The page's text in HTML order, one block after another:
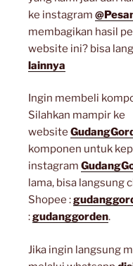
ke instagram
membagikan hasil
website ini? bisa
lainnya
Ingin membeli
Silahkan mampir ke
website
komponen untuk
instagram
lama, bisa langsung
Shopee :
:gudanggorden.
Jika ingin langsung